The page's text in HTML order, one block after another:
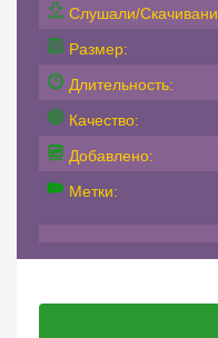
Слушали/
Размер:
Длительность:
Качество:
Добавлено:
Метки: